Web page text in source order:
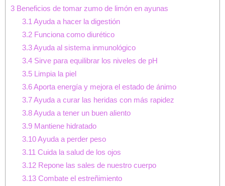
3 Beneficios de tomar zumo de limón en ayunas
3.1 Ayuda a hacer la digestión
3.2Funciona como diurético
3.3Ayuda al sistema inmunológico
3.4Sirve para equilibrar los niveles de pH
3.5Limpia la piel
3.6Aporta energía y mejora el estado de ánimo
3.7Ayuda a curar las heridas con más rapidez
3.8Ayuda a tener un buen aliento
3.9Mantiene hidratado
3.10Ayuda a perder peso
3.11 Cuida la salud de los ojos
3.12Repone las sales de nuestro cuerpo
3.13Combate el estreñimiento